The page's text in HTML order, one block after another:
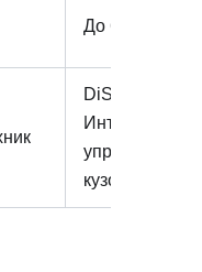
До 662 км
DiSus-C
управление
кузовом